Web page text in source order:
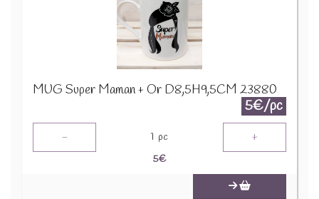
MUG Super Maman + Or D8,5H9,5CM 23880
5€/pc
- 1 pc +
5€